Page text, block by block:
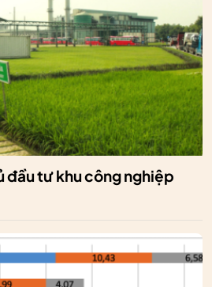
đầu tư khu công nghiệp